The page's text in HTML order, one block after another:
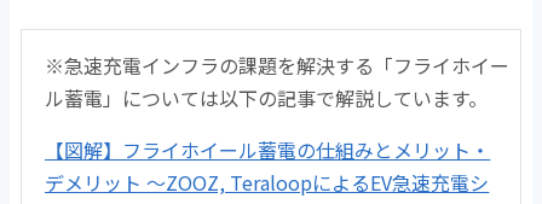
※急速充電インフラの課題を解決する「フライホイー
ル蓄電」については以下の記事で解説しています。
【図解】フライホイール蓄電の仕組みとメリット・
デメリット ～ZOOZ, TeraloopによるEV急速充電シ